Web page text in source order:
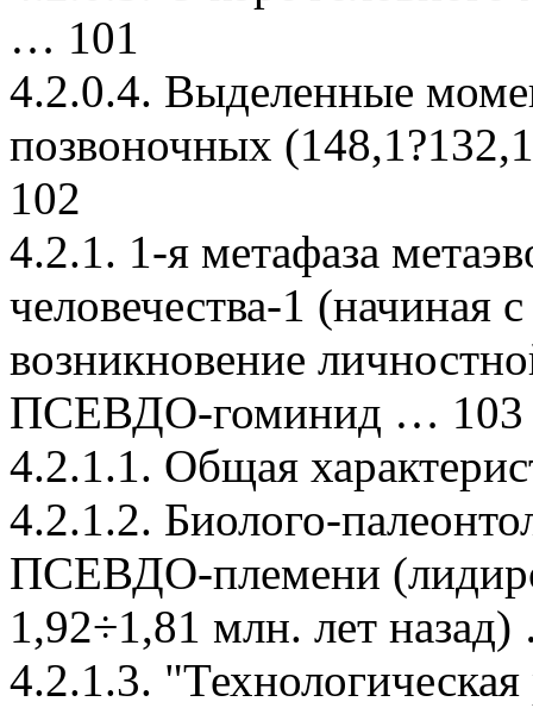
… 101
4.2.0.4. Выделенные
позвоночных
102
4.2.1. 1-я метафаза
человечества-1 (начиная
возникновение
ПСЕВДО-гоминид … 103
4.2.1.1. Общая
4.2.1.2. Биолого-
ПСЕВДО-племени
1,92÷1,81 млн. лет
4.2.1.3.